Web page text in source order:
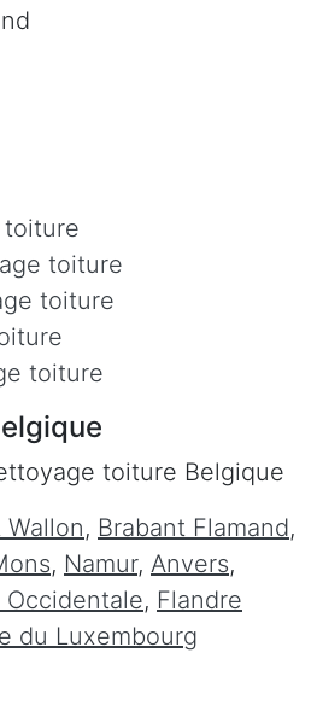
toiture
toiture
toiture
toiture Belgique
Wallon, Brabant Flamand,
, Namur, Anvers,
Occidentale, Flandre
du Luxembourg